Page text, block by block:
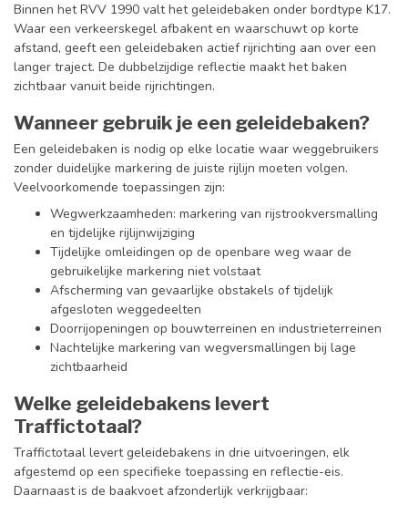
Binnen het RVV 1990 valt het geleidebaken onder bordtype K17.
Waar een verkeerskegel afbakent en waarschuwt op korte
afstand, geeft een geleidebaken actief rijrichting aan over een
langer traject. De dubbelzijdige reflectie maakt het baken
zichtbaar vanuit beide rijrichtingen.
Wanneer gebruik je een geleidebaken?
Een geleidebaken is nodig op elke locatie waar weggebruikers
zonder duidelijke markering de juiste rijlijn moeten volgen.
Veelvoorkomende toepassingen zijn:
Wegwerkzaamheden: markering van rijstrookversmalling
en tijdelijke rijlijnwijziging
Tijdelijke omleidingen op de openbare weg waar de
gebruikelijke markering niet volstaat
Afscherming van gevaarlijke obstakels of tijdelijk
afgesloten weggedeelten
Doorrijopeningen op bouwterreinen en industrieterreinen
Nachtelijke markering van wegversmallingen bij lage
zichtbaarheid
Welke geleidebakens levert
Traffictotaal?
Traffictotaal levert geleidebakens in drie uitvoeringen, elk
afgestemd op een specifieke toepassing en reflectie-eis.
Daarnaast is de baakvoet afzonderlijk verkrijgbaar: